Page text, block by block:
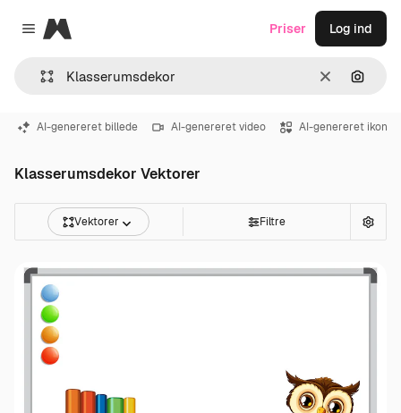
Close menu
Magnific
Klar Søg
Priser Log ind
AI-genereret billede AI-genereret video AI-genereret ikon
Klasserumsdekor Vektorer
Vektorer Filtre